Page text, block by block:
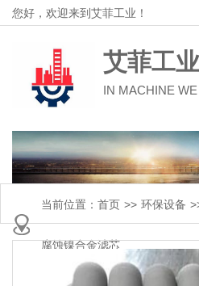
您好，欢迎来到艾菲工业！
艾菲工业
IN MACHINE
当前位置： 首页 >> 环保设备
腐蚀镍合金滤芯